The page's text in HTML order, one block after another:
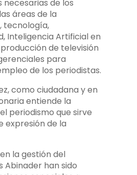
de los
áreas de la
tecnología,
Inteligencia Artificial en
de televisión
para
de los periodistas.
como ciudadana y en
entiende la
periodismo que sirve
expresión de la
la gestión del
Abinader han sido